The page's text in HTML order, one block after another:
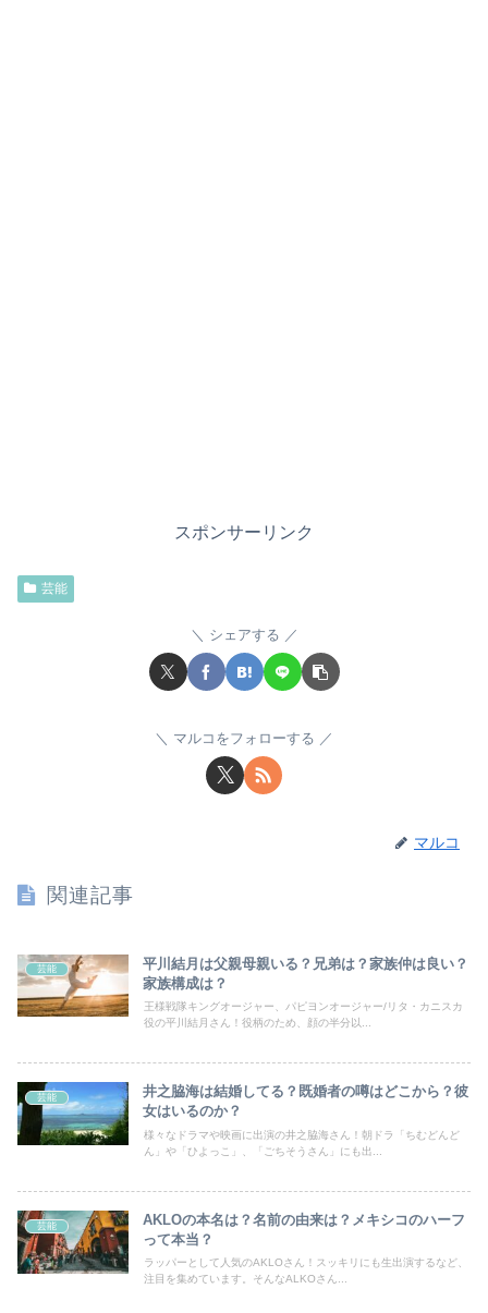
スポンサーリンク
芸能
シェアする
マルコをフォローする
マルコ
関連記事
芸能
平川結月は父親母親いる？兄弟は？家族仲は良い？
家族構成は？
王様戦隊キングオージャー、パピヨンオージャー/リタ・カニスカ
役の平川結月さん！役柄のため、顔の半分以...
芸能
井之脇海は結婚してる？既婚者の噂はどこから？彼
女はいるのか？
様々なドラマや映画に出演の井之脇海さん！朝ドラ「ちむどんど
ん」や「ひよっこ」、「ごちそうさん」にも出...
芸能
AKLOの本名は？名前の由来は？メキシコのハーフ
って本当？
ラッパーとして人気のAKLOさん！スッキリにも生出演するなど、
注目を集めています。そんなALKOさん...